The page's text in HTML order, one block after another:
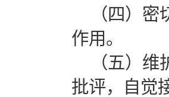
（四）
作用。
（五）
批评，自觉